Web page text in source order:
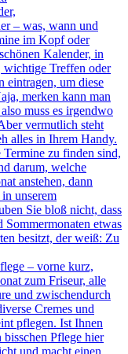
– was, wann und
im Kopf oder
Kalender, in
wichtige Treffen oder
eintragen, um diese
merken kann man
muss es irgendwo
vermutlich steht
alles in Ihrem Handy.
zu finden sind,
darum, welche
anstehen, dann
unserem
Sie bloß nicht, dass
etwas
besitzt, der weiß: Zu
– vorne kurz,
zum Friseur, alle
und zwischendurch
Cremes und
pflegen. Ist Ihnen
Pflege hier
und macht einen